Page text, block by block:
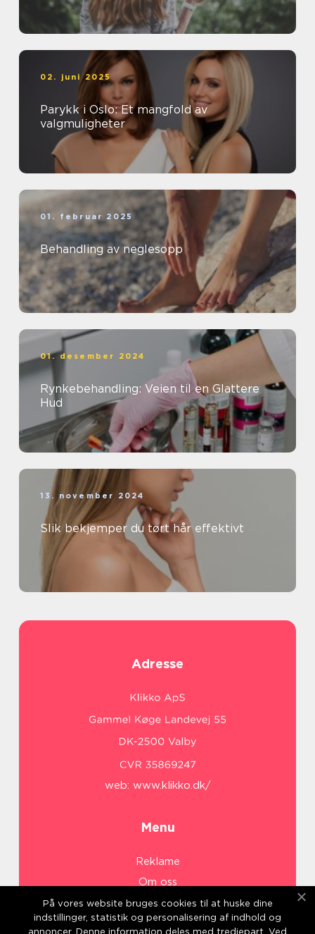
02. juni 2025
Parykk i Oslo: Et mangfold av
valgmuligheter
01. februar 2025
Behandling av neglesopp
01. desember 2024
Rynkebehandling: Veien til en Glattere
Hud
13. november 2024
Slik bekjemper du tørt hår effektivt
Adresse
web: www.klikko.dk/
Menu
Reklame
Om oss
Cookies
Kontakt Oss
På vores website bruges cookies til at huske dine
indstillinger, statistik og personalisering af indhold og
annoncer. Denne information deles med tredjepart. Ved